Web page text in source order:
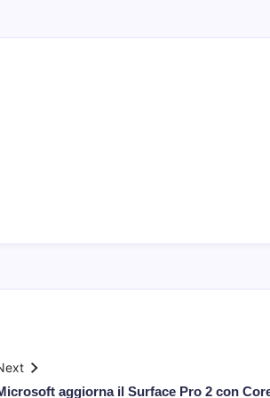
aggiorna il Surface Pro 2 con